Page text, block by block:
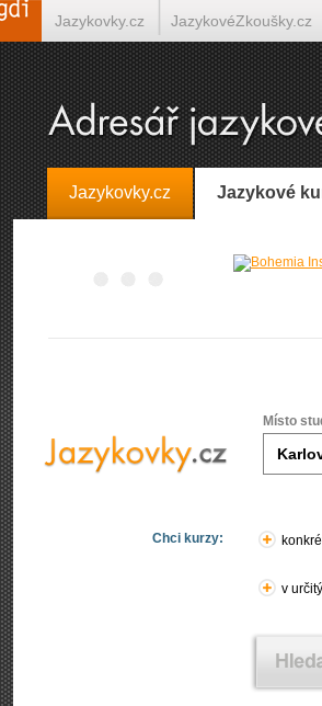
Jazykovky.cz Jazykové
Místo
Chci kurzy:
v
Jazykovky.cz JazykovéZkoušky.cz
Španělština on-line Italština on-line